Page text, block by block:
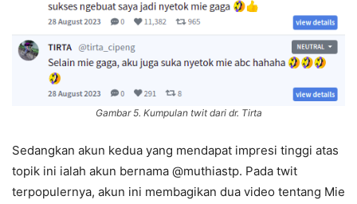
Gambar 5. Kumpulan twit dari dr. Tirta
Sedangkan akun kedua yang mendapat impresi tinggi atas
topik ini ialah akun bernama @muthiastp. Pada twit
terpopulernya, akun ini membagikan dua video tentang Mie